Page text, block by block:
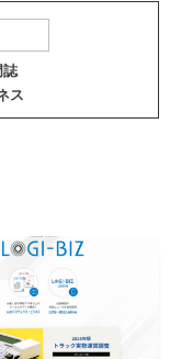
誌
ス